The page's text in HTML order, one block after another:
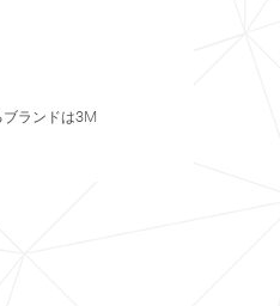
ブランドは3M